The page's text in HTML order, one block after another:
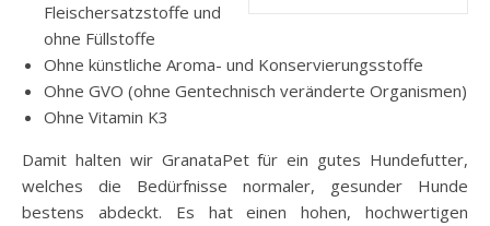
Fleischersatzstoffe und
ohne Füllstoffe
Ohne künstliche Aroma- und Konservierungsstoffe
Ohne GVO (ohne Gentechnisch veränderte Organismen)
Ohne Vitamin K3
Damit halten wir GranataPet für ein gutes Hundefutter,
welches die Bedürfnisse normaler, gesunder Hunde
bestens abdeckt. Es hat einen hohen, hochwertigen